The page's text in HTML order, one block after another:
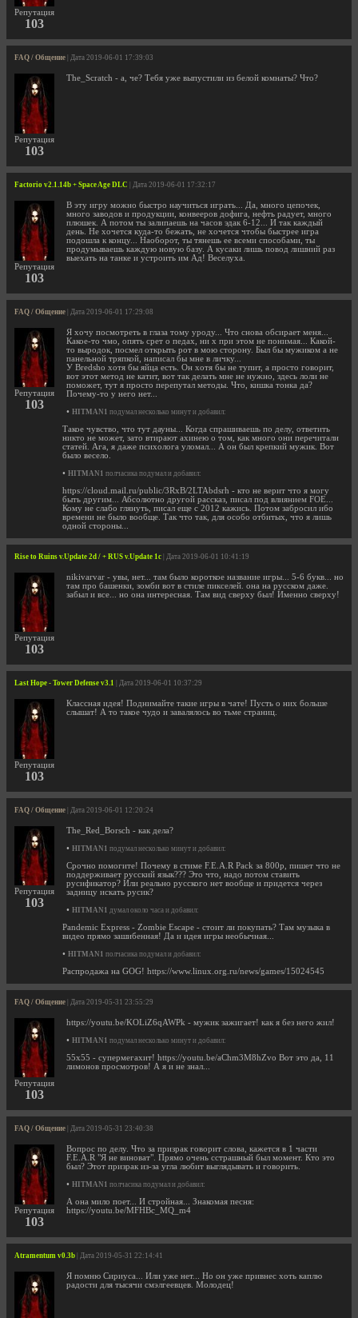
Репутация
103
FAQ / Общение | Дата 2019-06-01 17:39:03
Репутация
103
The_Scratch - а, че? Тебя уже выпустили из белой комнаты? Что?
Factorio v2.1.14b + Space Age DLC | Дата 2019-06-01 17:32:17
Репутация
103
В эту игру можно быстро научиться играть... Да, много цепочек,
много заводов и продукции, конвееров дофига, нефть радует, много
плюшек. А потом ты залипаешь на часов эдак 6-12... И так каждый
день. Не хочется куда-то бежать, не хочется чтобы быстрее игра
подошла к концу... Наоборот, ты тянешь ее всеми способами, ты
продумываешь каждую новую базу. А кусаки лишь повод лишний раз
выехать на танке и устроить им Ад! Веселуха.
FAQ / Общение | Дата 2019-06-01 17:29:08
Репутация
103
Я хочу посмотреть в глаза тому уроду... Что снова обсирает меня...
Какое-то чмо, опять срет о педах, ни х при этом не понимая... Какой-
то выродок, посмел открыть рот в мою сторону. Был бы мужиком а не
панельной тряпкой, написал бы мне в личку...
У Bredsho хотя бы яйца есть. Он хотя бы не тупит, а просто говорит,
вот этот метод не катит, вот так делать мне не нужно, здесь лоли не
поможет, тут я просто перепутал методы. Что, кишка тонка да?
Почему-то у него нет...
• HITMAN1 подумал несколько минут и добавил:
Такое чувство, что тут дауны... Когда спрашиваешь по делу, ответить
никто не может, зато втирают ахинею о том, как много они перечитали
статей. Ага, я даже психолога уломал... А он был крепкий мужик. Вот
было весело.
• HITMAN1 полчасика подумал и добавил:
https://cloud.mail.ru/public/3RxB/2LTAbdsrh - кто не верит что я могу
быть другим... Абсолютно другой рассказ, писал под влиянием FOE...
Кому не слабо глянуть, писал еще с 2012 кажись. Потом забросил ибо
времени не было вообще. Так что так, для особо отбитых, что я лишь
одной стороны...
Rise to Ruins v.Update 2d / + RUS v.Update 1c | Дата 2019-06-01 10:41:19
Репутация
103
nikivarvar - увы, нет... там было короткое название игры... 5-6 букв... но
там про башенки, зомби вот в стиле пикселей. она на русском даже.
забыл и все... но она интересная. Там вид сверху был! Именно сверху!
Last Hope - Tower Defense v3.1 | Дата 2019-06-01 10:37:29
Репутация
103
Классная идея! Поднимайте такие игры в чате! Пусть о них больше
слышат! А то такое чудо и завалялось во тьме страниц.
FAQ / Общение | Дата 2019-06-01 12:20:24
Репутация
103
The_Red_Borsch - как дела?
• HITMAN1 подумал несколько минут и добавил:
Срочно помогите! Почему в стиме F.E.A.R Pack за 800р, пишет что не
поддерживает русский язык??? Это что, надо потом ставить
русификатор? Или реально русского нет вообще и придется через
задницу искать русик?
• HITMAN1 думал около часа и добавил:
Pandemic Express - Zombie Escape - стоит ли покупать? Там музыка в
видео прямо зашибенная! Да и идея игры необычная...
• HITMAN1 полчасика подумал и добавил:
Распродажа на GOG! https://www.linux.org.ru/news/games/15024545
FAQ / Общение | Дата 2019-05-31 23:55:29
Репутация
103
https://youtu.be/KOLiZ6qAWPk - мужик зажигает! как я без него жил!
• HITMAN1 подумал несколько минут и добавил:
55х55 - супермегахит! https://youtu.be/aChm3M8hZvo Вот это да, 11
лимонов просмотров! А я и не знал...
FAQ / Общение | Дата 2019-05-31 23:40:38
Репутация
103
Вопрос по делу. Что за призрак говорит слова, кажется в 1 части
F.E.A.R "Я не виноват". Прямо очень сстрашный был момент. Кто это
был? Этот призрак из-за угла любит выглядывать и говорить.
• HITMAN1 полчасика подумал и добавил:
А она мило поет... И стройная... Знакомая песня:
https://youtu.be/MFHBc_MQ_m4
Atramentum v0.3b | Дата 2019-05-31 22:14:41
Я помню Сириуса... Или уже нет... Но он уже привнес хоть каплю
радости для тысячи смэлгеевцев. Молодец!